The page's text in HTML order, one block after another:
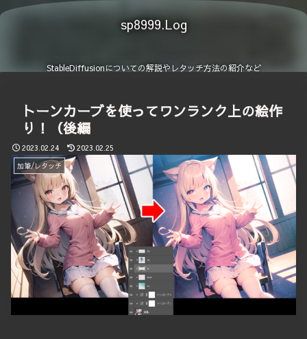
sp8999.Log
StableDiffusionについての解説やレタッチ方法の紹介など
トーンカーブを使ってワンランク上の絵作
り！（後編
加筆/レタッチ
2023.02.24 2023.02.25